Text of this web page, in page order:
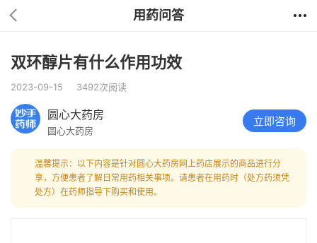
用药问答
双环醇片有什么作用功效
2023-09-15 3492次阅读
圆心大药房
圆心大药房
立即咨询
温馨提示：以下内容是针对圆心大药房网上药店展示的商品进行分
享，方便患者了解日常用药相关事项。请患者在用药时（处方药须凭
处方）在药师指导下购买和使用。